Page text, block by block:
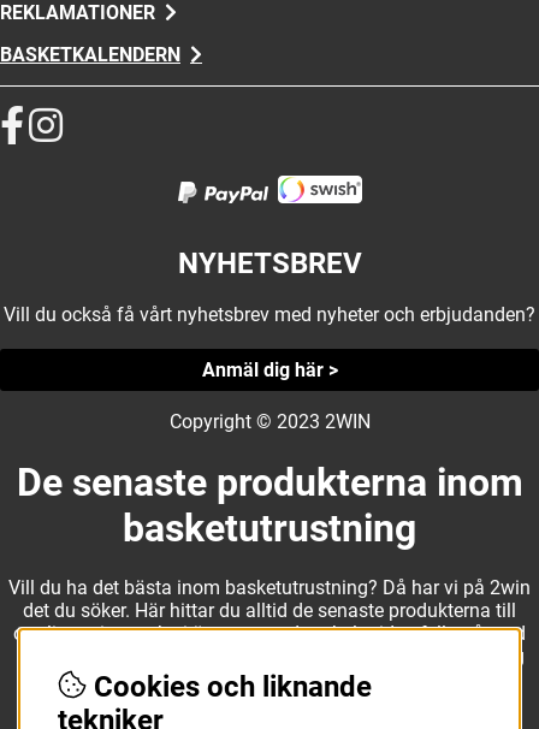
REKLAMATIONER
BASKETKALENDERN
NYHETSBREV
Vill du också få vårt nyhetsbrev med nyheter och erbjudanden?
Anmäl dig här >
Copyright © 2023 2WIN
De senaste produkterna inom
basketutrustning
Vill du ha det bästa inom basketutrustning? Då har vi på 2win
det du söker. Här hittar du alltid de senaste produkterna till
otroliga priser, och vi är noga med att hela tiden fylla på med
nyheter i webbshopen. Det gör oss till ett naturligt val för dig
som vill ha utrustning som överträffar alla andra märken.
Cookies och liknande
tekniker